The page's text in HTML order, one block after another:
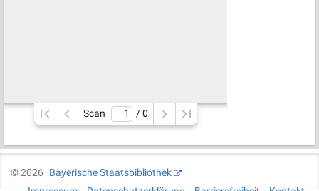
Scan / 0
©2026
Bayerische Staatsbibliothek